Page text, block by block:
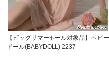
【ビッグサマーセール対象品】ベビー
ドール(BABYDOLL) 2237